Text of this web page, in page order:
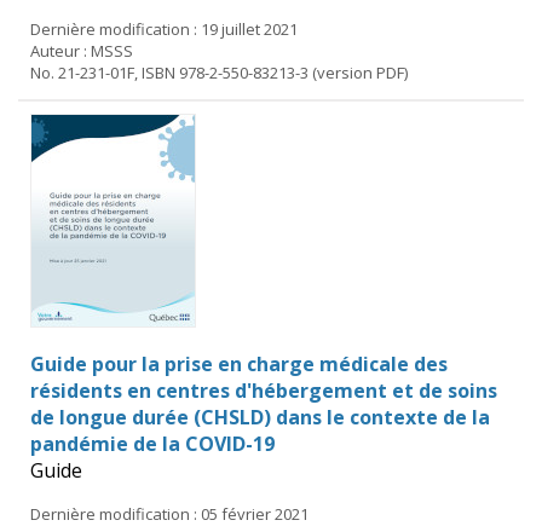
Dernière modification : 19 juillet 2021
Auteur : MSSS
No. 21-231-01F, ISBN 978-2-550-83213-3 (version PDF)
Guide pour la prise en charge médicale des
résidents en centres d'hébergement et de soins
de longue durée (CHSLD) dans le contexte de la
pandémie de la COVID-19
Guide
Dernière modification : 05 février 2021